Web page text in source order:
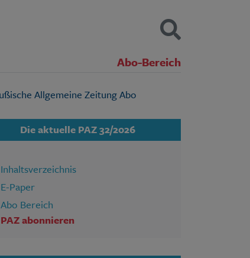
Abo-Bereich
Kontakt
Datenschutz
SUCHEN
Die aktuelle PAZ 32/2026
Inhaltsverzeichnis
E-Paper
Abo Bereich
PAZ abonnieren